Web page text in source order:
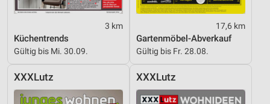
3 km
Küchentrends
Gültig bis Mi. 30.09.
17,6 km
Gartenmöbel-Abverkauf
Gültig bis Fr. 28.08.
XXXLutz XXXLutz